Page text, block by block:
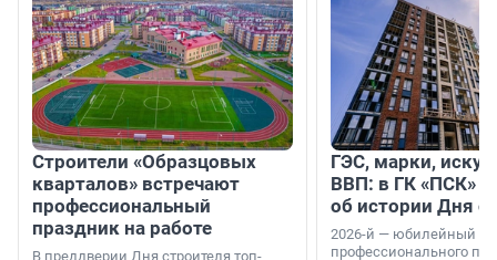
Строители «Образцовых
кварталов» встречают
профессиональный
праздник на работе
В преддверии Дня строителя топ-
ГЭС, марки,
ВВП: в ГК «ПСК»
об истории Дня
2026-й — юбилейный
профессионального